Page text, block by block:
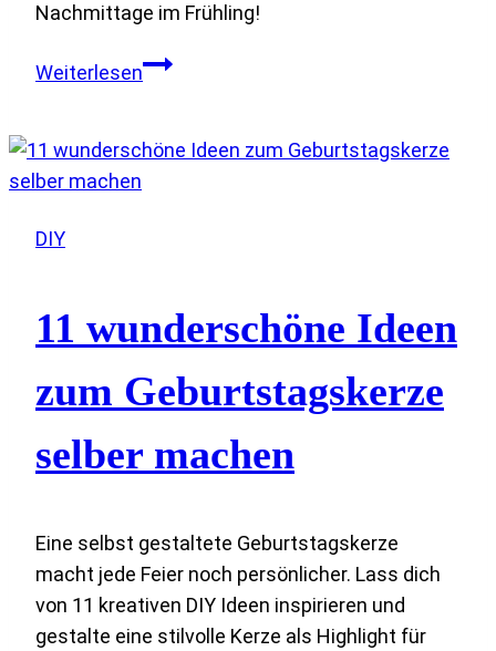
Nachmittage im Frühling!
Weiterlesen15
zum
DIY
11 wunderschöne Ideen
zum Geburtstagskerze
selber machen
Eine selbst gestaltete Geburtstagskerze
macht jede Feier noch persönlicher. Lass dich
von 11 kreativen DIY Ideen inspirieren und
gestalte eine stilvolle Kerze als Highlight für